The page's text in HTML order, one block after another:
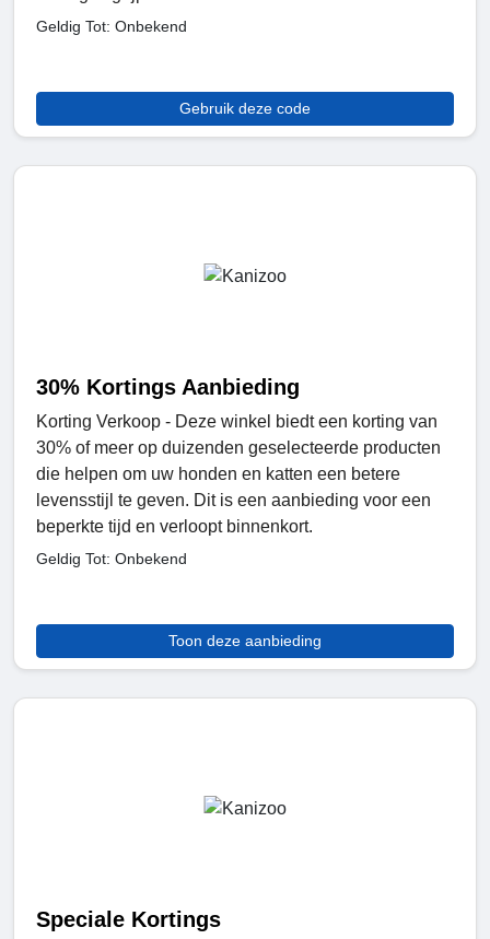
Geldig Tot: Onbekend
Gebruik deze code
30% Kortings Aanbieding
Korting Verkoop - Deze winkel biedt een korting van
30% of meer op duizenden geselecteerde producten
die helpen om uw honden en katten een betere
levensstijl te geven. Dit is een aanbieding voor een
beperkte tijd en verloopt binnenkort.
Geldig Tot: Onbekend
Toon deze aanbieding
Speciale Kortings